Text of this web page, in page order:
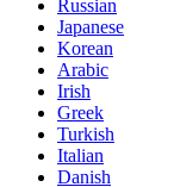
Russian
Japanese
Korean
Arabic
Irish
Greek
Turkish
Italian
Danish